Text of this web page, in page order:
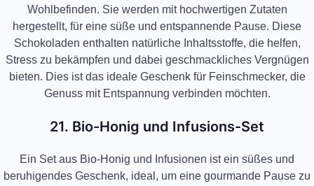
Wohlbefinden. Sie werden mit hochwertigen Zutaten
hergestellt, für eine süße und entspannende Pause. Diese
Schokoladen enthalten natürliche Inhaltsstoffe, die helfen,
Stress zu bekämpfen und dabei geschmackliches Vergnügen
bieten. Dies ist das ideale Geschenk für Feinschmecker, die
Genuss mit Entspannung verbinden möchten.
21. Bio-Honig und Infusions-Set
Ein Set aus Bio-Honig und Infusionen ist ein süßes und
beruhigendes Geschenk, ideal, um eine gourmande Pause zu